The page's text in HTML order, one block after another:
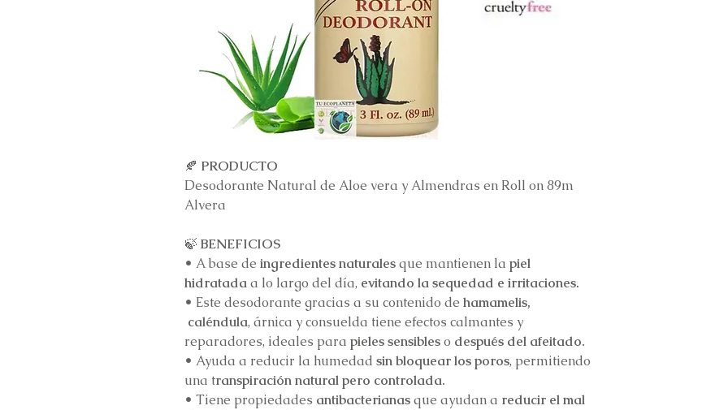
🍂 PRODUCTO
Desodorante Natural de Aloe vera y Almendras en Roll on 89m
Alvera
🍃 BENEFICIOS
• A base de ingredientes naturalesque mantienen la piel
hidratadaa lo largo del día, evitando la sequedad e irritaciones.
• Este desodorante gracias a su contenido de hamamelis,
caléndula, árnica y consuelda tiene efectos calmantes y
reparadores, ideales para pieles sensibleso después del afeitado.
• Ayuda a reducir la humedad sin bloquear los poros, permitiendo
una transpiración natural pero controlada.
• Tiene propiedades antibacterianasque ayudan a reducir el mal